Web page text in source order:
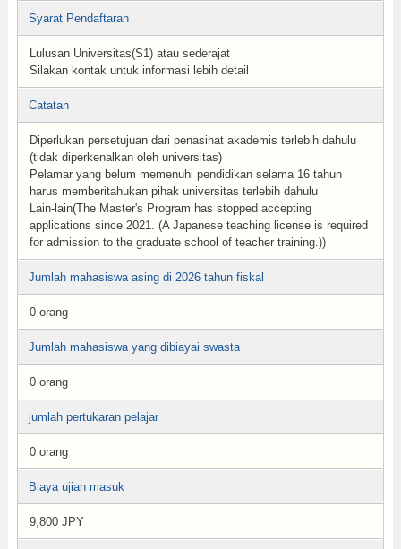
Syarat Pendaftaran
Lulusan Universitas(S1) atau sederajat
Silakan kontak untuk informasi lebih detail
Catatan
Diperlukan persetujuan dari penasihat akademis terlebih dahulu
(tidak diperkenalkan oleh universitas)
Pelamar yang belum memenuhi pendidikan selama 16 tahun
harus memberitahukan pihak universitas terlebih dahulu
Lain-lain(The Master's Program has stopped accepting
applications since 2021. (A Japanese teaching license is required
for admission to the graduate school of teacher training.))
Jumlah mahasiswa asing di 2026 tahun fiskal
0 orang
Jumlah mahasiswa yang dibiayai swasta
0 orang
jumlah pertukaran pelajar
0 orang
Biaya ujian masuk
9,800 JPY